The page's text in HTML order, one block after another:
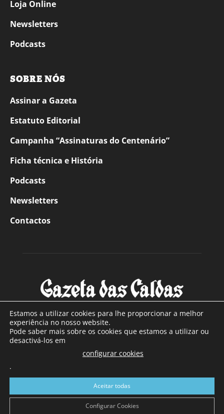
Loja Online
Newsletters
Podcasts
SOBRE NÓS
Assinar a Gazeta
Estatuto Editorial
Campanha “Assinaturas do Centenário”
Ficha técnica e História
Podcasts
Newsletters
Contactos
SOBRE NÓS
Com sede nas Caldas da Rainha e mais de 90 anos de
a sul de distrito de Leiria, com mais de 40.000 leitores por
toda a região Oeste. Jornal com distribuição em Portugal
Continental e assinatura online.
Estamos a utilizar cookies para lhe proporcionar a melhor
experiência no nosso website.
Pode saber mais sobre os cookies que estamos a utilizar ou
desactivá-los em
configurar cookies
.
Aceitar todas
Configurar Cookies